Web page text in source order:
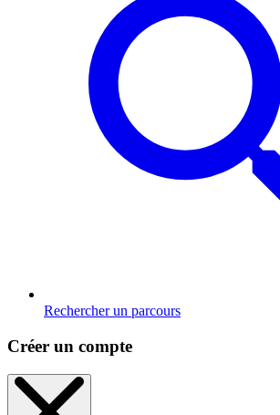
Rechercher un parcours
Créer un compte